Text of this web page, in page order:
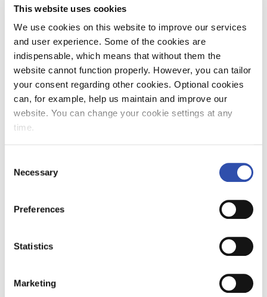
This website uses cookies
We use cookies on this website to improve our services
and user experience. Some of the cookies are
indispensable, which means that without them the
website cannot function properly. However, you can tailor
your consent regarding other cookies. Optional cookies
can, for example, help us maintain and improve our
website. You can change your cookie settings at any
time.
Selection
Necessary
Preferences
Statistics
Marketing
päivän ajan. VR ajaa vuorokaudessa 890
matkustajajunien täsmällisyydestä kahden
kuukauden välein. Ajankohtainen
liikennetilanne on näkyvillä asiakkaille VR:n
Internet-sivuilla osoitteessa www.vr.fi .